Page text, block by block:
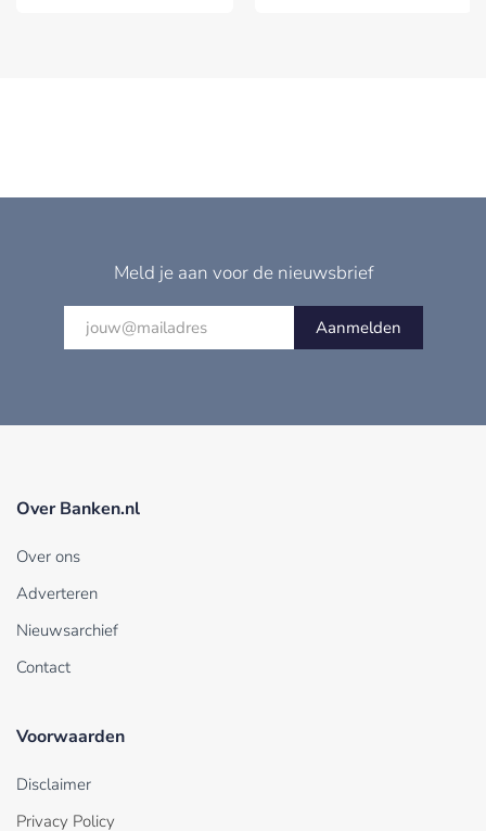
Meld je aan voor de nieuwsbrief
Aanmelden
Over Banken.nl
Over ons
Adverteren
Nieuwsarchief
Contact
Voorwaarden
Disclaimer
Privacy Policy